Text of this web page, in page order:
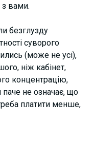
вами.
безглузду
суворого
(може не усі),
ніж кабінет,
концентрацію,
паче не означає, що
платити менше,